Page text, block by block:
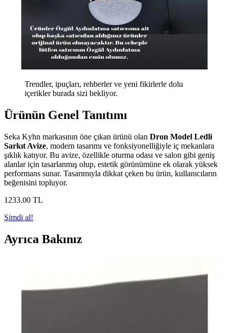
Trendler, ipuçları, rehberler ve yeni fikirlerle dolu
içerikler burada sizi bekliyor.
Ürünün Genel Tanıtımı
Seka Kyhn markasının öne çıkan ürünü olan Dron Model Ledli
Sarkıt Avize, modern tasarımı ve fonksiyonelliğiyle iç mekanlara
şıklık katıyor. Bu avize, özellikle oturma odası ve salon gibi geniş
alanlar için tasarlanmış olup, estetik görünümüne ek olarak yüksek
performans sunar. Tasarımıyla dikkat çeken bu ürün, kullanıcıların
beğenisini topluyor.
1233.00 TL
Şimdi al!
Ayrıca Bakınız
Pratik ve Estetik Vizyonu Yansıtan Modern Avize
Tasarımları ve Özellikleri